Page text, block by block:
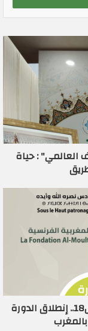
: حياة
بالتزامن مع الملتقي العالمي للتصوف ال18.. إنطلاق الدورة